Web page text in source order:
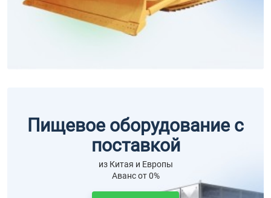
Пищевое оборудование с
поставкой
из Китая и Европы
Аванс от 0%